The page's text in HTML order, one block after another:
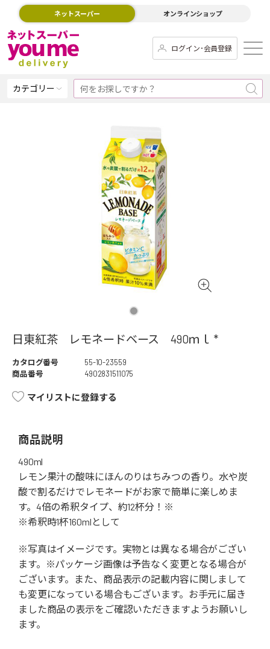
ネットスーパー オンラインショップ
ログイン･会員登録
カテゴリー
日東紅茶 レモネードベース 490ｍｌ *
カタログ番号
55-10-23559
商品番号
4902831511075
マイリストに登録する
商品説明
490ml
レモン果汁の酸味にほんのりはちみつの香り。水や炭
酸で割るだけでレモネードがお家で簡単に楽しめま
す。4倍の希釈タイプ、約12杯分！※
※希釈時1杯160mlとして
※写真はイメージです。実物とは異なる場合がござい
ます。※パッケージ画像は予告なく変更となる場合が
ございます。また、商品表示の記載内容に関しまして
も変更になっている場合もございます。お手元に届き
ました商品の表示をご確認いただきますようお願いし
ます。